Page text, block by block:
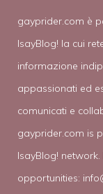
gayprider.com è
IsayBlog! la cui
informazione
appassionati ed
comunicati e
gayprider.com is
IsayBlog!
opportunities: